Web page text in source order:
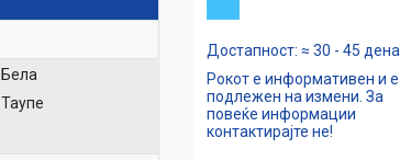
Бела
Таупе
Достапност: ≈ 30 - 45 дена
Рокот е информативен и е
подлежен на измени. За
повеќе информации
контактирајте не!